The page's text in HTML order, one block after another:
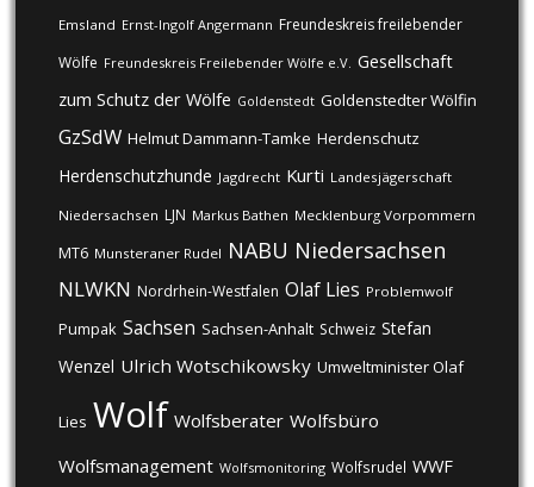
Emsland Ernst-Ingolf Angermann Freundeskreis freilebender
Wölfe Freundeskreis Freilebender Wölfe e.V. Gesellschaft
zum Schutz der Wölfe Goldenstedt Goldenstedter Wölfin
GzSdW Helmut Dammann-Tamke Herdenschutz
Herdenschutzhunde Jagdrecht Kurti Landesjägerschaft
Niedersachsen LJN Markus Bathen Mecklenburg Vorpommern
MT6 Munsteraner Rudel NABU Niedersachsen
NLWKN Nordrhein-Westfalen Olaf Lies Problemwolf
Pumpak Sachsen Sachsen-Anhalt Schweiz Stefan
Wenzel Ulrich Wotschikowsky Umweltminister Olaf
Lies Wolf Wolfsberater Wolfsbüro
Wolfsmanagement Wolfsmonitoring Wolfsrudel WWF